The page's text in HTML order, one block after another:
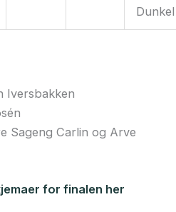
Dunkel
Iversbakken
Sageng Carlin og Arve
for finalen her